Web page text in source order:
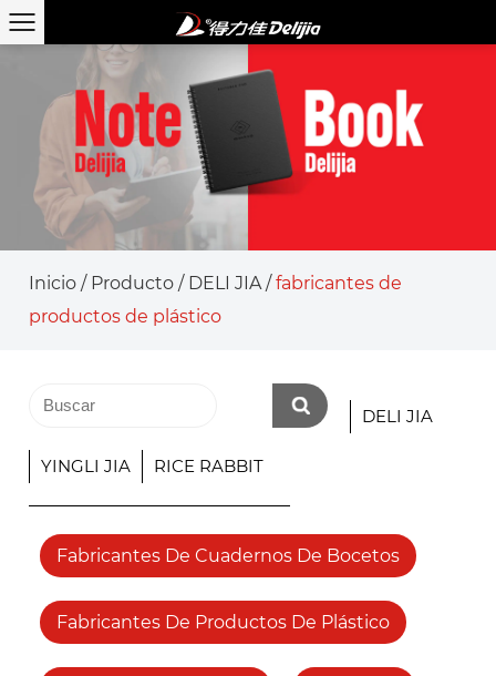
Inicio / Producto / DELI JIA/fabricantes de
productos de plástico
DELI JIA
YINGLI JIA RICE RABBIT
Fabricantes De Cuadernos De Bocetos
Fabricantes De Productos De Plástico